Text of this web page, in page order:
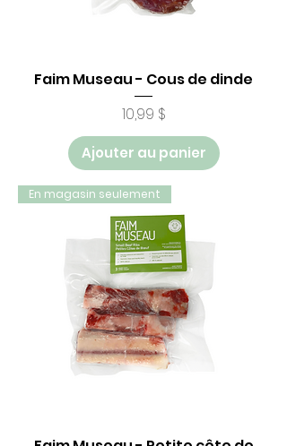
Faim Museau - Cous de dinde
Prix
10,99 $
Ajouter au panier
En magasin seulement